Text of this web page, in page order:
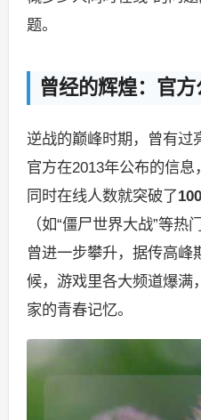
题。
曾经的辉煌：官
逆战的巅峰时期，曾有过
官方在2013年公布的信息
同时在线人数就突破了
（如“僵尸世界大战”等
曾进一步攀升，据传高峰
候，游戏里各大频道爆满
家的青春记忆。